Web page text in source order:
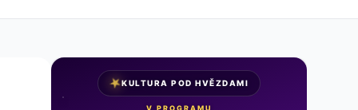
★KULTURA POD HVĚZDAMI
V PROGRAMU